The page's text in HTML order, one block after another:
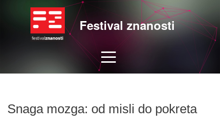
Festival znanosti
Snaga mozga: od misli do pokreta